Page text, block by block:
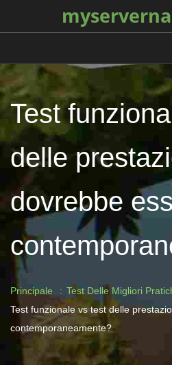
Test
delle
dovrebbe
Principale
Test Delle Migliori
Test funzionale vs test delle
contemporaneamente?